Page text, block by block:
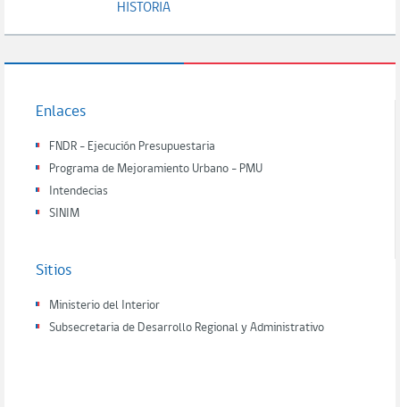
HISTORIA
Enlaces
FNDR - Ejecución Presupuestaria
Programa de Mejoramiento Urbano - PMU
Intendecias
SINIM
Sitios
Ministerio del Interior
Subsecretaria de Desarrollo Regional y Administrativo